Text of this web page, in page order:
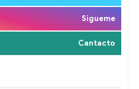
Sigueme
Cantacto